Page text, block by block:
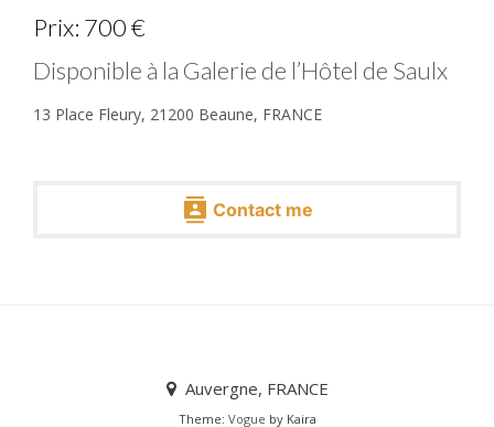
Prix: 700 €
Disponible à la Galerie de l’Hôtel de Saulx
13 Place Fleury, 21200 Beaune, FRANCE
Contact me
Auvergne, FRANCE
Theme: Vogue by Kaira